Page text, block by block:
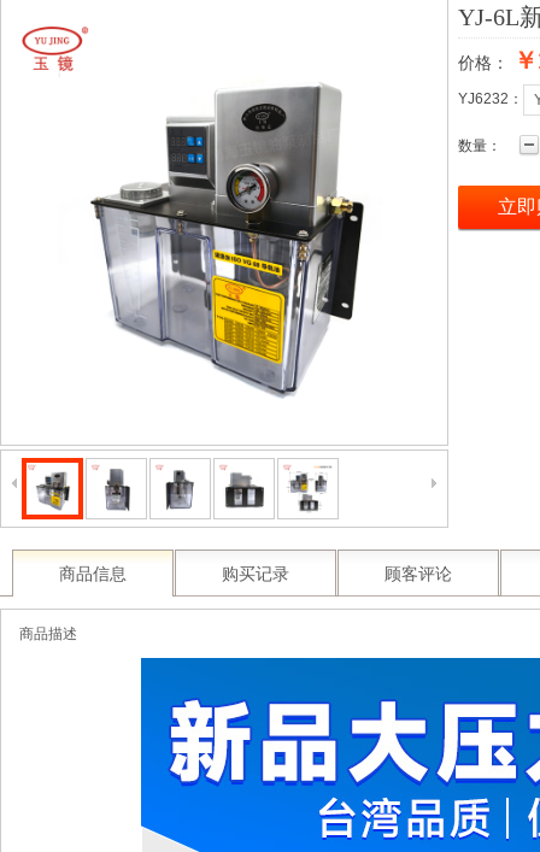
YJ-6L
价格：
YJ6232：
数量：
立
商品信息 购买记录 顾客评论
商品描述